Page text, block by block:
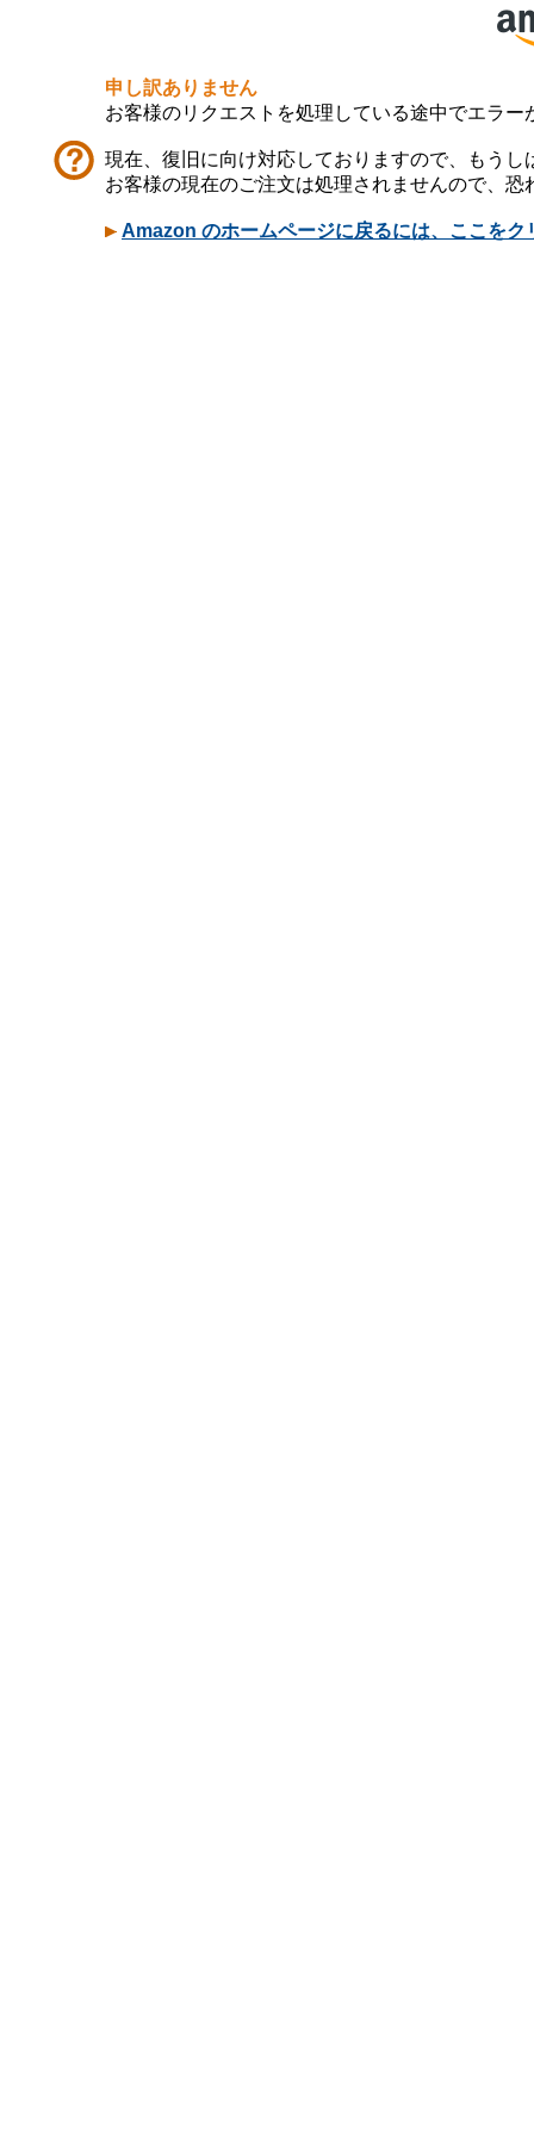
申し訳ありません
お客様のリクエストを処理している途中でエラー
現在、復旧に向け対応しておりますので、もうし
お客様の現在のご注文は処理されませんので、
Amazon のホームページに戻るには、ここをク